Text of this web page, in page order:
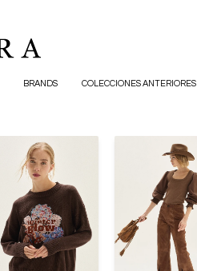
BRANDS COLECCIONES ANTERIORES